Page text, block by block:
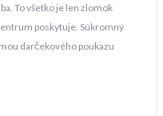
To všetko je len zlomok
poskytuje. Súkromný
darčekového poukazu